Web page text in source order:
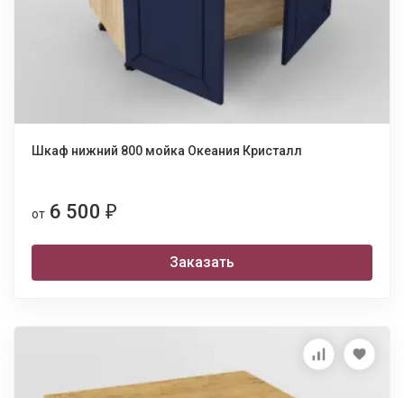
Шкаф нижний 800 мойка Океания Кристалл
от 6 500 ₽
Заказать